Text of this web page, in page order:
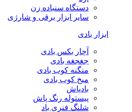
دستگاه سنباده زن
سایر ابزار برقی و شارژی
ابزار بادی
آچار بکس بادی
جغجغه بادی
منگنه کوب بادی
میخ کوب بادی
بادپاش
پیستوله رنگ پاش
شلنگ فنری باد